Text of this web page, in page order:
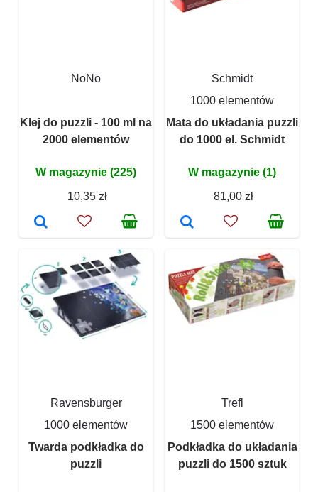
NoNo
Klej do puzzli - 100 ml na
2000 elementów
W magazynie (225)
10,35 zł
Schmidt
1000 elementów
Mata do układania puzzli
do 1000 el. Schmidt
W magazynie (1)
81,00 zł
Ravensburger
1000 elementów
Twarda podkładka do
puzzli
Trefl
1500 elementów
Podkładka do układania
puzzli do 1500 sztuk